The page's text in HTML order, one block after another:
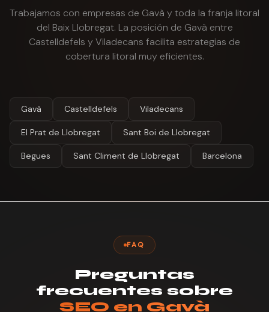
Trabajamos con empresas de Gavà y toda la franja litoral
del Baix Llobregat. La posición de Gavà entre
Castelldefels y Viladecans facilita estrategias de
cobertura litoral muy eficientes.
Gavà Castelldefels Viladecans
El Prat de Llobregat Sant Boi de Llobregat
Begues Sant Climent de Llobregat Barcelona
FAQ
Preguntas
frecuentes sobre
SEO en Gavà